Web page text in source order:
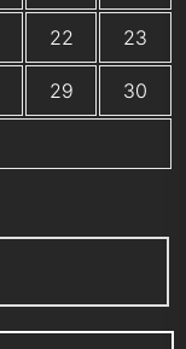
22 23
29 30